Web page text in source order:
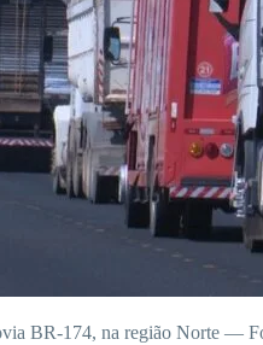
BR-174, na região Norte —